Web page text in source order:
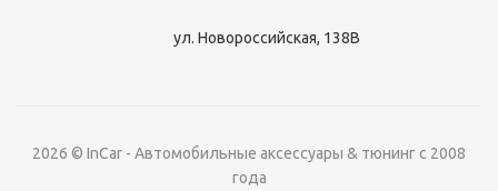
ул. Новороссийская, 138В
2026 © InCar - Автомобильные аксессуары & тюнинг с 2008
года